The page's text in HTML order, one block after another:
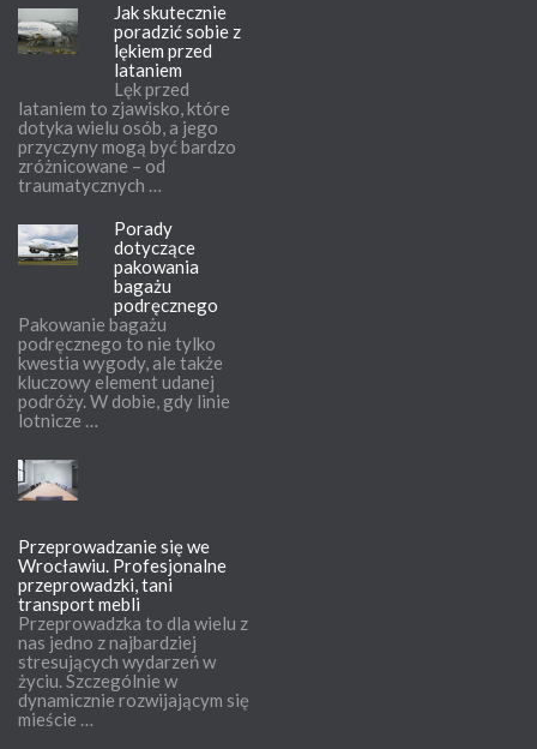
Jak skutecznie
poradzić sobie z
lękiem przed
lataniem
Lęk przed
lataniem to zjawisko, które
dotyka wielu osób, a jego
przyczyny mogą być bardzo
zróżnicowane – od
traumatycznych …
Porady
dotyczące
pakowania
bagażu
podręcznego
Pakowanie bagażu
podręcznego to nie tylko
kwestia wygody, ale także
kluczowy element udanej
podróży. W dobie, gdy linie
lotnicze …
Przeprowadzanie się we
Wrocławiu. Profesjonalne
przeprowadzki, tani
transport mebli
Przeprowadzka to dla wielu z
nas jedno z najbardziej
stresujących wydarzeń w
życiu. Szczególnie w
dynamicznie rozwijającym się
mieście …